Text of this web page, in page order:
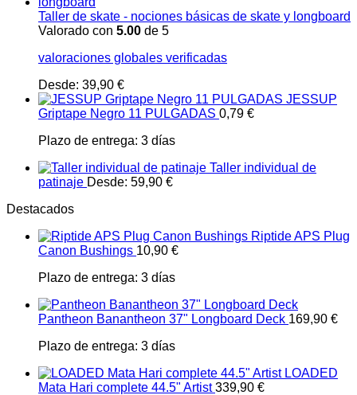
Taller de skate - nociones básicas de skate y longboard
Valorado con 5.00 de 5
valoraciones globales verificadas
Desde: 39,90 €
JESSUP
Griptape Negro 11 PULGADAS 0,79 €
Plazo de entrega: 3 días
Taller individual de
patinaje Desde: 59,90 €
Destacados
Riptide APS Plug
Canon Bushings 10,90 €
Plazo de entrega: 3 días
Pantheon Banantheon 37" Longboard Deck 169,90 €
Plazo de entrega: 3 días
LOADED
Mata Hari complete 44.5" Artist 339,90 €